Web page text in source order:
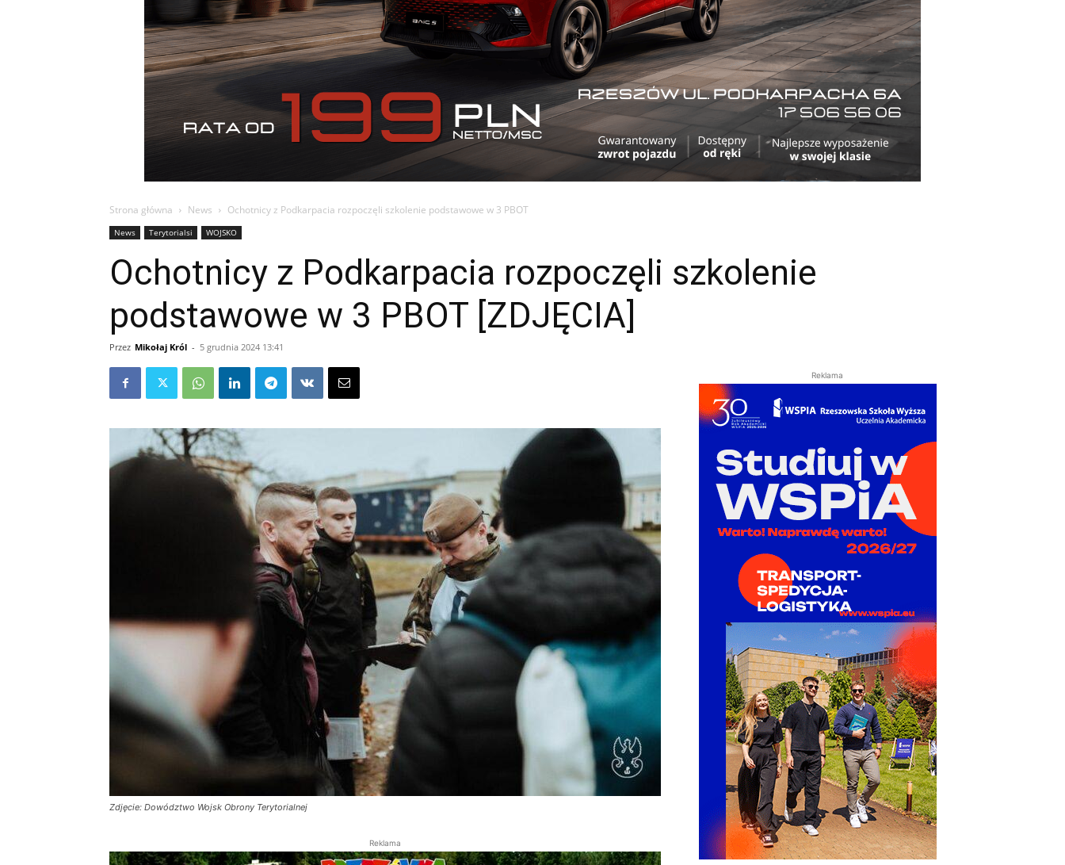
Strona główna News Ochotnicy z Podkarpacia rozpoczęli szkolenie podstawowe w 3 PBOT
News Terytorialsi WOJSKO
Ochotnicy z Podkarpacia rozpoczęli szkolenie
podstawowe w 3 PBOT [ZDJĘCIA]
Przez Mikołaj Król - 5 grudnia 2024 13:41
Zdjęcie: Dowództwo Wojsk Obrony Terytorialnej
Reklama
Reklama